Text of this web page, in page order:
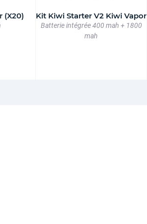
(X20) Kit Kiwi Starter V2 Kiwi Vapor
Batterie intégrée 400 mah + 1800
mah